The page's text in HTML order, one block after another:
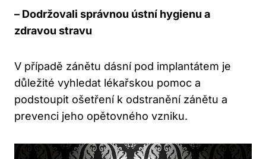
– Dodržovali správnou ústní hygienu a
zdravou stravu
V případě zánětu dásní pod implantátem je
důležité vyhledat lékařskou pomoc a
podstoupit ošetření k odstranění zánětu a
prevenci jeho opětovného vzniku.